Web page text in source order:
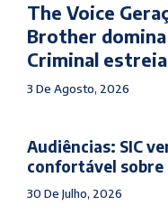
The Voice
Brother
Criminal
3 De Agosto, 2026
Audiências: SIC
confortável sobre
30 De Julho, 2026